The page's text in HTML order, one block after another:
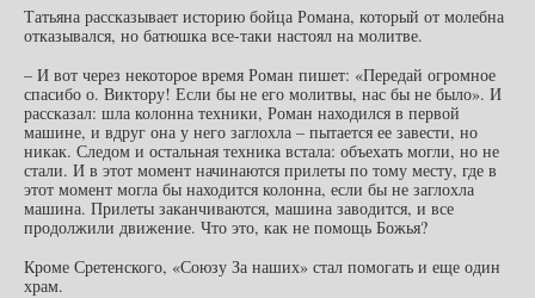
Татьяна рассказывает историю бойца Романа, который от молебна
отказывался, но батюшка все-таки настоял на молитве.
– И вот через некоторое время Роман пишет: «Передай огромное
спасибо о. Виктору! Если бы не его молитвы, нас бы не было». И
рассказал: шла колонна техники, Роман находился в первой
машине, и вдруг она у него заглохла – пытается ее завести, но
никак. Следом и остальная техника встала: объехать могли, но не
стали. И в этот момент начинаются прилеты по тому месту, где в
этот момент могла бы находится колонна, если бы не заглохла
машина. Прилеты заканчиваются, машина заводится, и все
продолжили движение. Что это, как не помощь Божья?
Кроме Сретенского, «Союзу За наших» стал помогать и еще один
храм.